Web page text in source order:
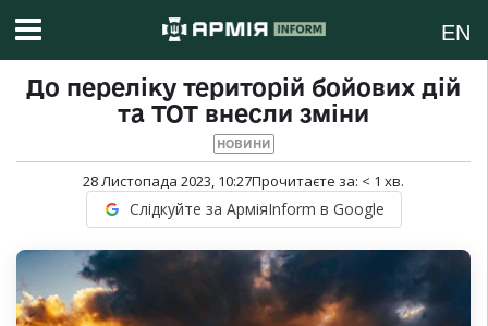
EN
До переліку територій бойових дій
та ТОТ внесли зміни
НОВИНИ
28 Листопада 2023, 10:27Прочитаєте за: < 1 хв.
Слідкуйте за АрміяInform в Google